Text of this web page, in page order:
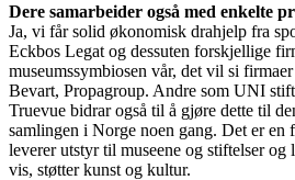
Dere samarbeider også med enkelte
Ja, vi får solid økonomisk drahjelp fra
Eckbos Legat og dessuten forskjellige
museumssymbiosen vår, det vil si
Bevart, Propagroup. Andre som UNI
Truevue bidrar også til å gjøre dette til
samlingen i Norge noen gang. Det er en
leverer utstyr til museene og stiftelser og
vis, støtter kunst og kultur.